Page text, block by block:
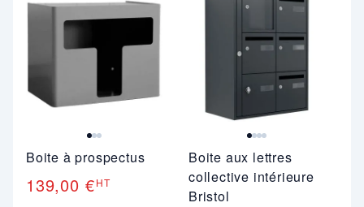
Boite à prospectus
139,00 €HT
Boite aux lettres
collective intérieure
Bristol